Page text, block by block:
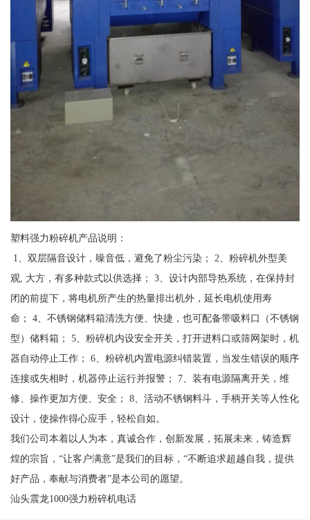
塑料强力粉碎机产品说明：
1、双层隔音设计，噪音低，避免了粉尘污染； 2、粉碎机外型美
观, 大方，有多种款式以供选择； 3、设计内部导热系统，在保持封
闭的前提下，将电机所产生的热量排出机外，延长电机使用寿
命； 4、不锈钢储料箱清洗方便、快捷，也可配备带吸料口（不锈钢
型）储料箱； 5、粉碎机内设安全开关，打开进料口或筛网架时，机
器自动停止工作； 6、粉碎机内置电源纠错装置，当发生错误的顺序
连接或失相时，机器停止运行并报警； 7、装有电源隔离开关，维
修、操作更加方便、安全； 8、活动不锈钢料斗，手柄开关等人性化
设计，使操作得心应手，轻松自如。
我们公司本着以人为本，真诚合作，创新发展，拓展未来，铸造辉
煌的宗旨，“让客户满意”是我们的目标，“不断追求超越自我，提供
好产品，奉献与消费者”是本公司的愿望。
汕头震龙1000强力粉碎机电话